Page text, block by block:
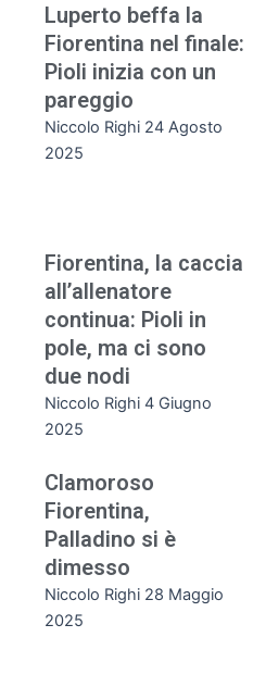
Luperto beffa la
Fiorentina nel finale:
Pioli inizia con un
pareggio
Niccolo Righi 24 Agosto
2025
Fiorentina, la caccia
all’allenatore
continua: Pioli in
pole, ma ci sono
due nodi
Niccolo Righi 4 Giugno
2025
Clamoroso
Fiorentina,
Palladino si è
dimesso
Niccolo Righi 28 Maggio
2025